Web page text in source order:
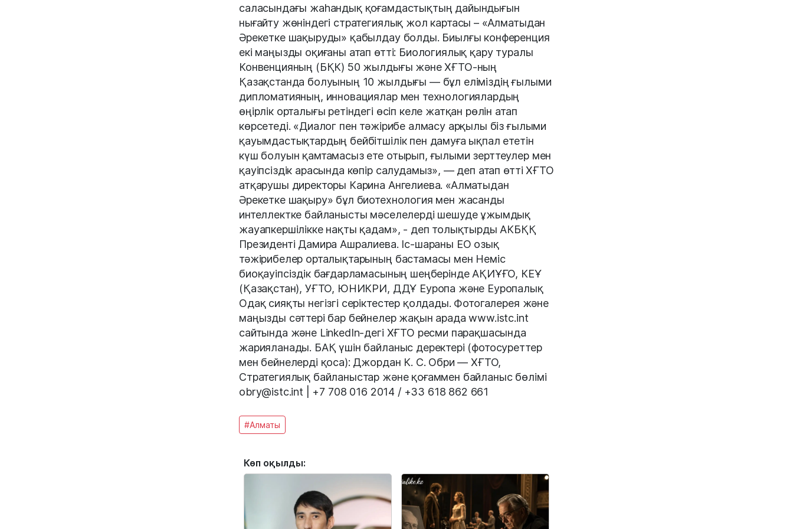
саласындағы жаһандық қоғамдастықтың дайындығын
нығайту жөніндегі стратегиялық жол картасы – «Алматыдан
Әрекетке шақыруды» қабылдау болды. Биылғы конференция
екі маңызды оқиғаны атап өтті: Биологиялық қару туралы
Конвенцияның (БҚК) 50 жылдығы және ХҒТО-ның
Қазақстанда болуының 10 жылдығы — бұл еліміздің ғылыми
дипломатияның, инновациялар мен технологиялардың
өңірлік орталығы ретіндегі өсіп келе жатқан рөлін атап
көрсетеді. «Диалог пен тәжірибе алмасу арқылы біз ғылыми
қауымдастықтардың бейбітшілік пен дамуға ықпал ететін
күш болуын қамтамасыз ете отырып, ғылыми зерттеулер мен
қауіпсіздік арасында көпір салудамыз», — деп атап өтті ХҒТО
атқарушы директоры Карина Ангелиева. «Алматыдан
Әрекетке шақыру» бұл биотехнология мен жасанды
интеллектке байланысты мәселелерді шешуде ұжымдық
жауапкершілікке нақты қадам», - деп толықтырды АКБҚҚ
Президенті Дамира Ашралиева. Іс-шараны ЕО озық
тәжірибелер орталықтарының бастамасы мен Неміс
биоқауіпсіздік бағдарламасының шеңберінде АҚИҰҒО, КЕҰ
(Қазақстан), УҒТО, ЮНИКРИ, ДДҰ Еуропа және Еуропалық
Одақ сияқты негізгі серіктестер қолдады. Фотогалерея және
маңызды сәттері бар бейнелер жақын арада www.istc.int
сайтында және LinkedIn-дегі ХҒТО ресми парақшасында
жарияланады. БАҚ үшін байланыс деректері (фотосуреттер
мен бейнелерді қоса): Джордан К. С. Обри — ХҒТО,
Стратегиялық байланыстар және қоғаммен байланыс бөлімі
obry@istc.int | +7 708 016 2014 / +33 618 862 661
#Алматы
Көп оқылды: